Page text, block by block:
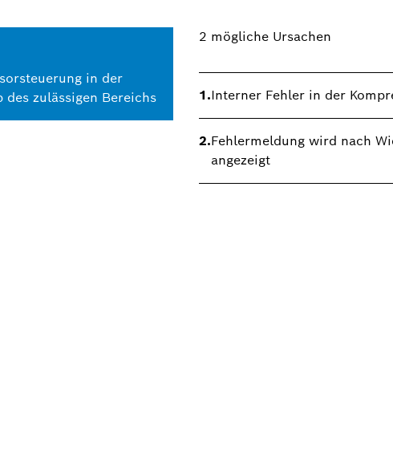
in der
zulässigen Bereichs
2 mögliche Ursachen
1.Interner Fehler in der
2.Fehlermeldung wird nach
angezeigt